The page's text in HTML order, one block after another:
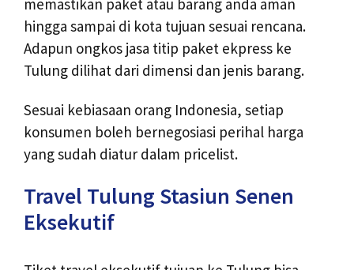
hingga sampai di kota tujuan sesuai rencana.
Adapun ongkos jasa titip paket ekpress ke
Tulung dilihat dari dimensi dan jenis barang.
Sesuai kebiasaan orang Indonesia, setiap
konsumen boleh bernegosiasi perihal harga
yang sudah diatur dalam pricelist.
Travel Tulung Stasiun Senen
Eksekutif